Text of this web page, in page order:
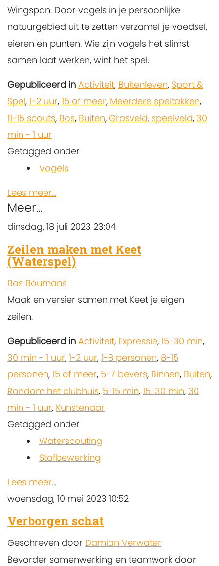
Wingspan. Door vogels in je persoonlijke
natuurgebied uit te zetten verzamel je voedsel,
eieren en punten. Wie zijn vogels het slimst
samen laat werken, wint het spel.
Gepubliceerd in Activiteit, Buitenleven, Sport &
Spel, 1-2 uur, 15 of meer, Meerdere speltakken,
11-15 scouts, Bos, Buiten, Grasveld, speelveld, 30
min - 1 uur
Getagged onder
Vogels
Lees meer...
Meer...
dinsdag, 18 juli 2023 23:04
Zeilen maken met Keet
(Waterspel)
Bas Boumans
Maak en versier samen met Keet je eigen
zeilen.
Gepubliceerd in Activiteit, Expressie, 15-30 min,
30 min - 1 uur, 1-2 uur, 1-8 personen, 8-15
personen, 15 of meer, 5-7 bevers, Binnen, Buiten,
Rondom het clubhuis, 5-15 min, 15-30 min, 30
min - 1 uur, Kunstenaar
Getagged onder
Waterscouting
Stofbewerking
Lees meer...
woensdag, 10 mei 2023 10:52
Verborgen schat
Geschreven door Damian Verwater
Bevorder samenwerking en teamwork door